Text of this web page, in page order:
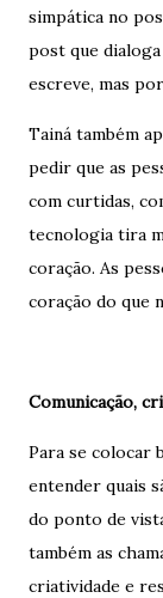
simpática no
post que
escreve, mas
Tainá também
pedir que as
com curtidas,
tecnologia tira
coração. As
coração do que
Comunicação,
Para se colocar
entender quais
do ponto de
também as
criatividade e